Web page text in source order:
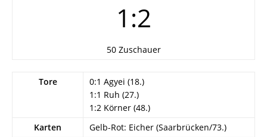
1:2
50 Zuschauer
Tore
0:1 Agyei (18.)
1:1 Ruh (27.)
1:2 Körner (48.)
Karten
Gelb-Rot: Eicher (Saarbrücken/73.)